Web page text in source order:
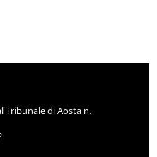
Tribunale di Aosta n.